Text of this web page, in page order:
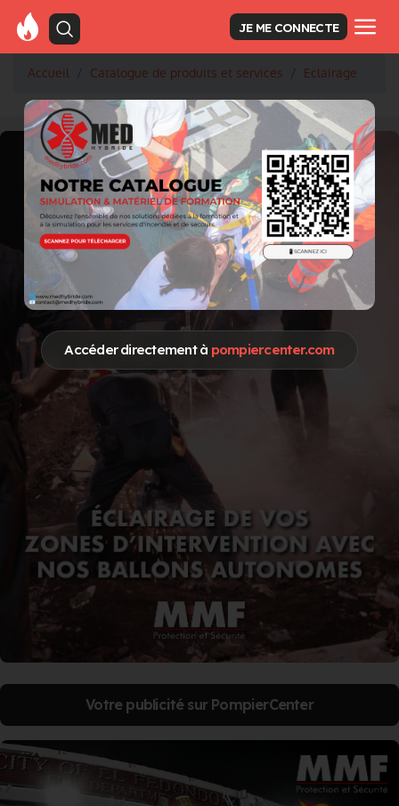
Accéder directement à pompiercenter.com
JE ME CONNECTE
Accueil Catalogue de produits et services Eclairage
Votre publicité sur PompierCenter